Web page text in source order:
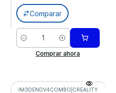
Comparar
Cantidad
Comprar ahora
IM3DENDV4COMBO CREALITY